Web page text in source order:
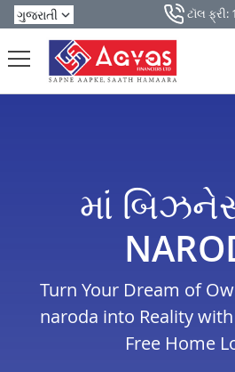
ટૉલ ફ્રી:
માં
Turn Your Dream of
naroda into Reality
Free Home